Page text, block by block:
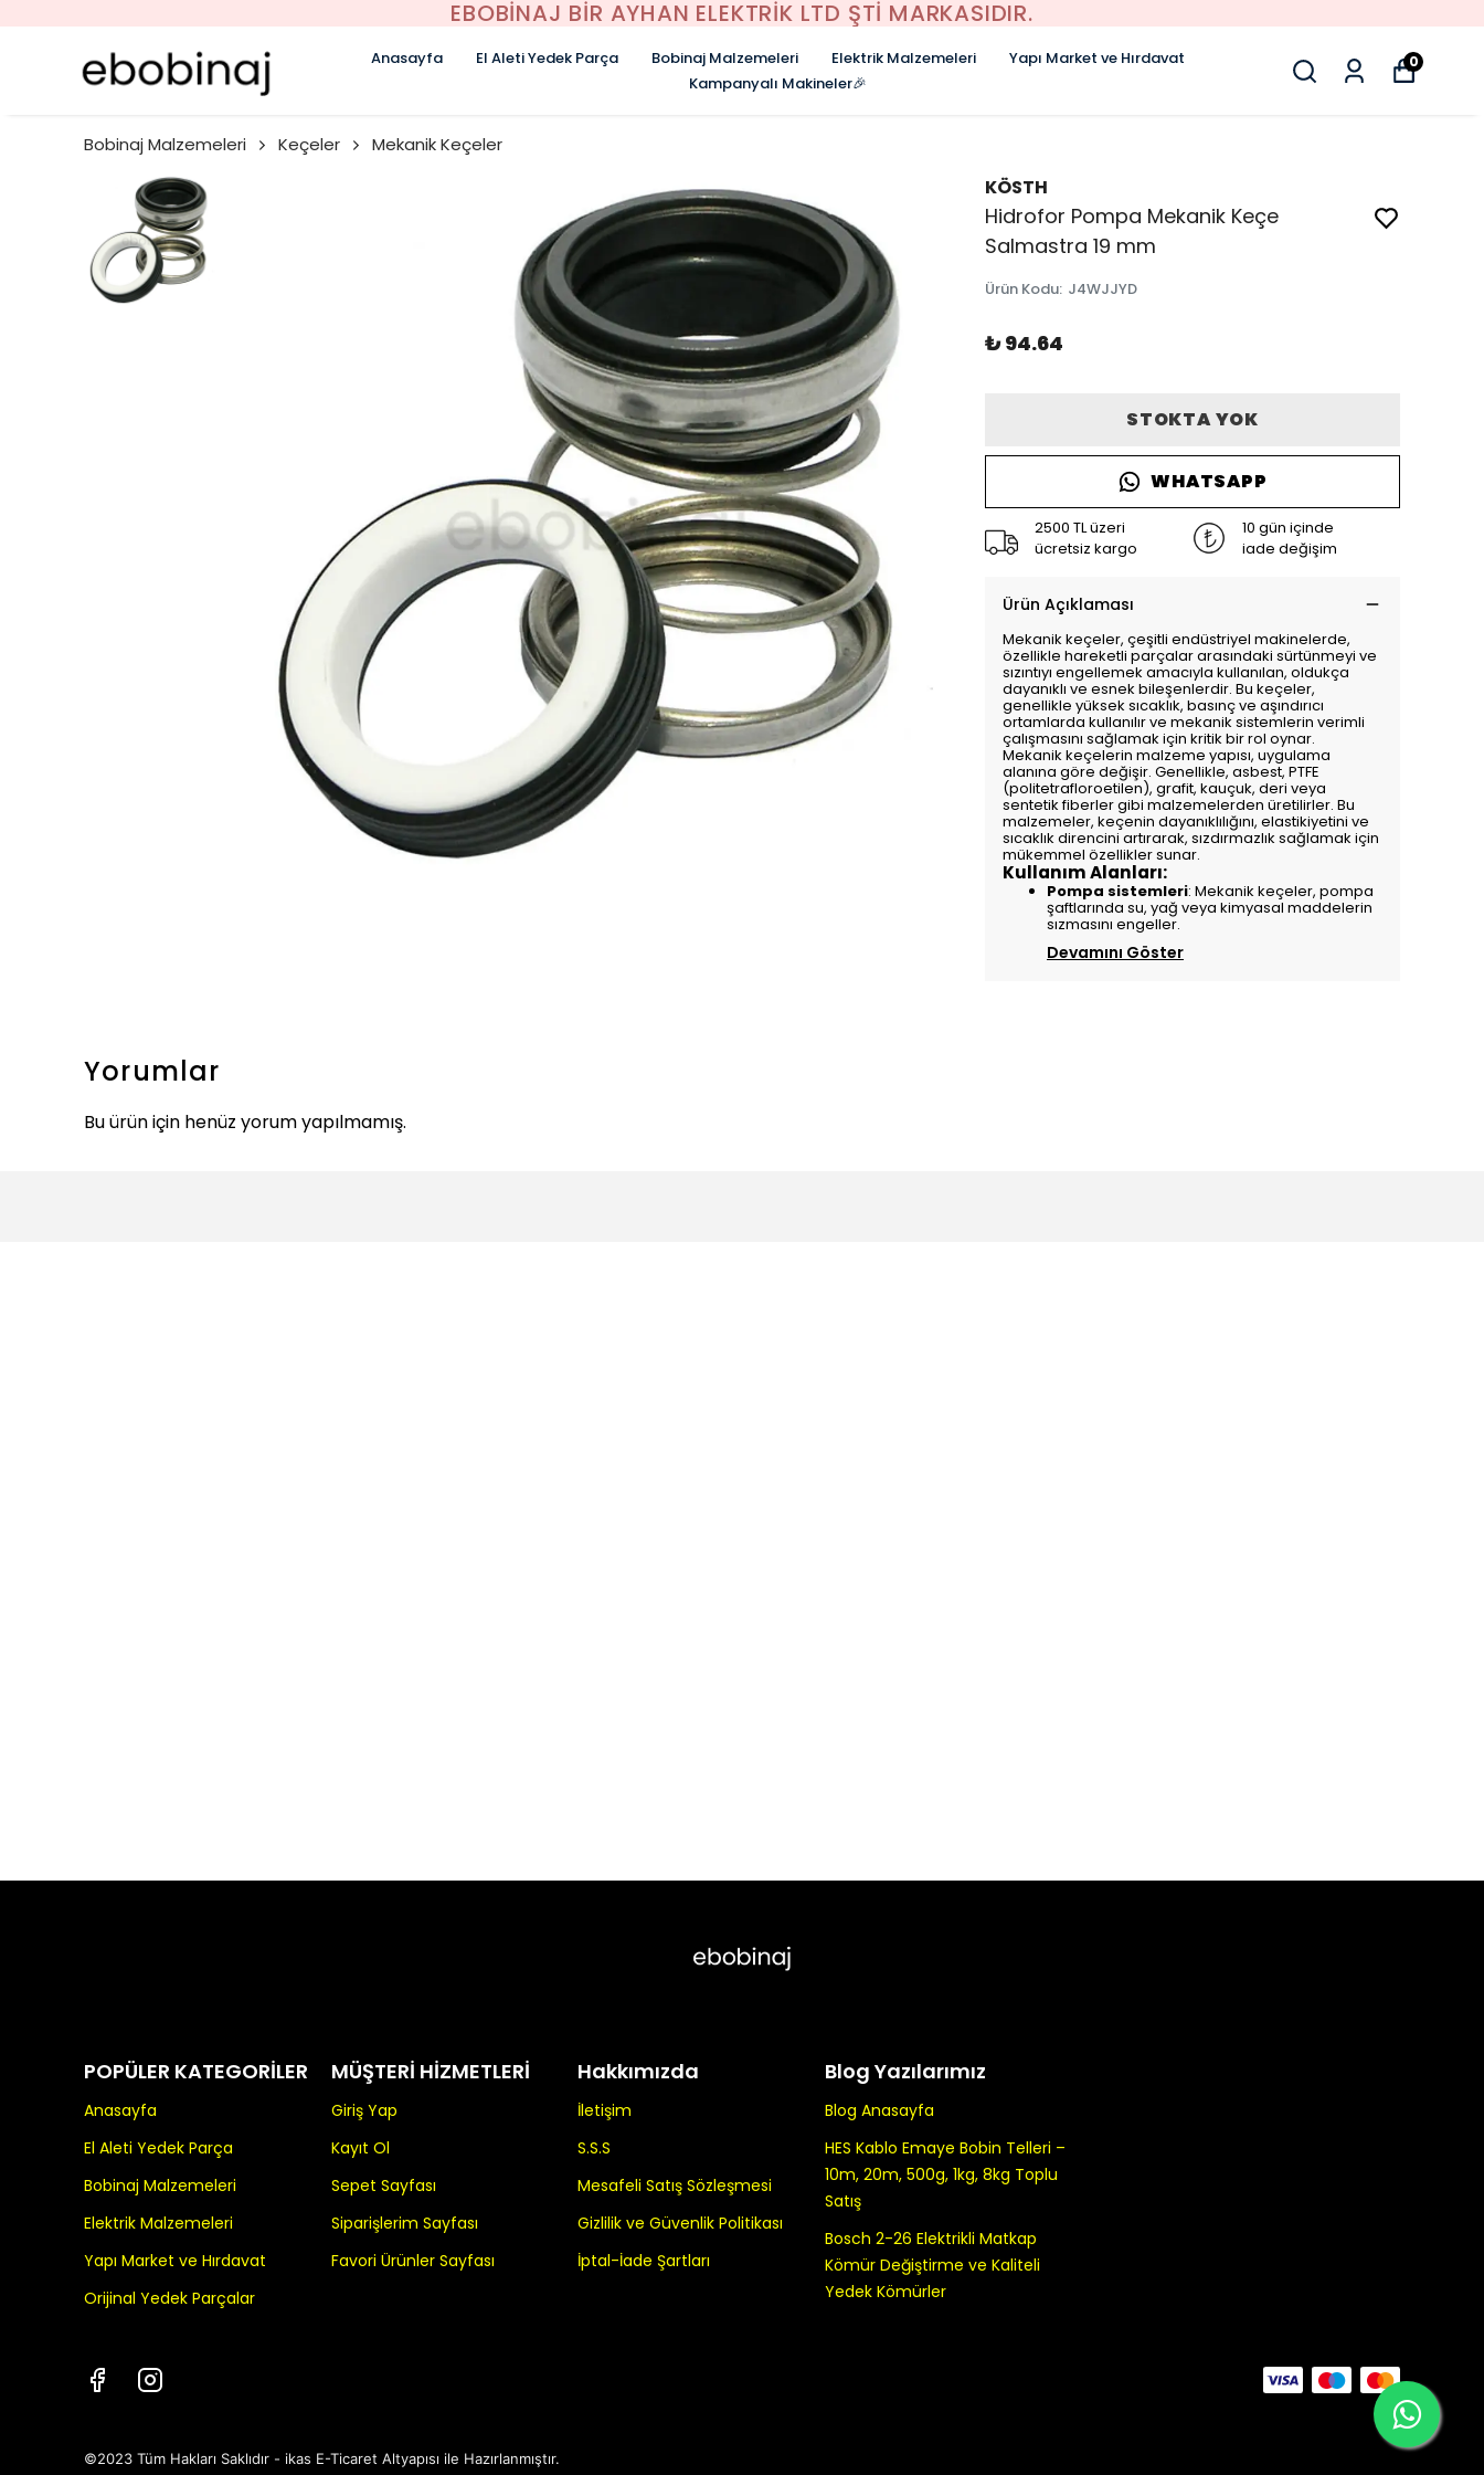
EBOBİNAJ BİR AYHAN ELEKTRİK LTD ŞTİ MARKASIDIR.
Anasayfa El Aleti Yedek Parça Bobinaj Malzemeleri Elektrik Malzemeleri
Yapı Market ve Hırdavat
Kampanyalı Makineler🎉
0
Bobinaj Malzemeleri Keçeler Mekanik Keçeler
KÖSTH
Hidrofor Pompa Mekanik Keçe
Salmastra 19 mm
Ürün Kodu: J4WJJYD
₺ 94.64
STOKTA YOK
WHATSAPP
2500 TL üzeri
ücretsiz kargo
10 gün içinde
iade değişim
Ürün Açıklaması
Mekanik keçeler, çeşitli endüstriyel makinelerde,
özellikle hareketli parçalar arasındaki sürtünmeyi ve
sızıntıyı engellemek amacıyla kullanılan, oldukça
dayanıklı ve esnek bileşenlerdir. Bu keçeler,
genellikle yüksek sıcaklık, basınç ve aşındırıcı
ortamlarda kullanılır ve mekanik sistemlerin verimli
çalışmasını sağlamak için kritik bir rol oynar.
Mekanik keçelerin malzeme yapısı, uygulama
alanına göre değişir. Genellikle, asbest, PTFE
(politetrafloroetilen), grafit, kauçuk, deri veya
sentetik fiberler gibi malzemelerden üretilirler. Bu
malzemeler, keçenin dayanıklılığını, elastikiyetini ve
sıcaklık direncini artırarak, sızdırmazlık sağlamak için
mükemmel özellikler sunar.
Kullanım Alanları:
Pompa sistemleri: Mekanik keçeler, pompa
şaftlarında su, yağ veya kimyasal maddelerin
sızmasını engeller.
Devamını Göster
Yorumlar
Bu ürün için henüz yorum yapılmamış.
POPÜLER KATEGORİLER
Anasayfa
El Aleti Yedek Parça
Bobinaj Malzemeleri
Elektrik Malzemeleri
Yapı Market ve Hırdavat
Orijinal Yedek Parçalar
MÜŞTERİ HİZMETLERİ
Giriş Yap
Kayıt Ol
Sepet Sayfası
Siparişlerim Sayfası
Favori Ürünler Sayfası
Hakkımızda
İletişim
S.S.S
Mesafeli Satış Sözleşmesi
Gizlilik ve Güvenlik Politikası
İptal-İade Şartları
Blog Yazılarımız
Blog Anasayfa
HES Kablo Emaye Bobin Telleri –
10m, 20m, 500g, 1kg, 8kg Toplu
Satış
Bosch 2-26 Elektrikli Matkap
Kömür Değiştirme ve Kaliteli
Yedek Kömürler
©2023 Tüm Hakları Saklıdır - ikas E-Ticaret Altyapısı ile Hazırlanmıştır.